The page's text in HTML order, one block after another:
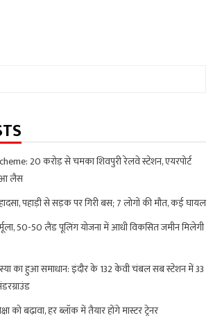
20 करोड़ से चमका शिवपुरी रेलवे स्टेशन, एयरपोर्ट
लैस
पहाड़ी से सड़क पर गिरी बस; 7 लोगों की मौत, कई घायल
50-50 लैंड पूलिंग योजना में आधी विकसित जमीन मिलेगी
का हुआ समाधान: इंदौर के 132 केवी चंबल सब स्टेशन में 33
को बढ़ावा, हर ब्लॉक में तैयार होंगे मास्टर ट्रेनर